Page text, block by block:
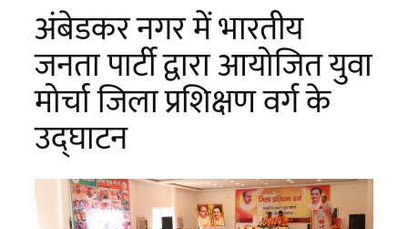
अंबेडकर नगर में भारतीय
जनता पार्टी द्वारा आयोजित युवा
मोर्चा जिला प्रशिक्षण वर्ग के
उद्घाटन